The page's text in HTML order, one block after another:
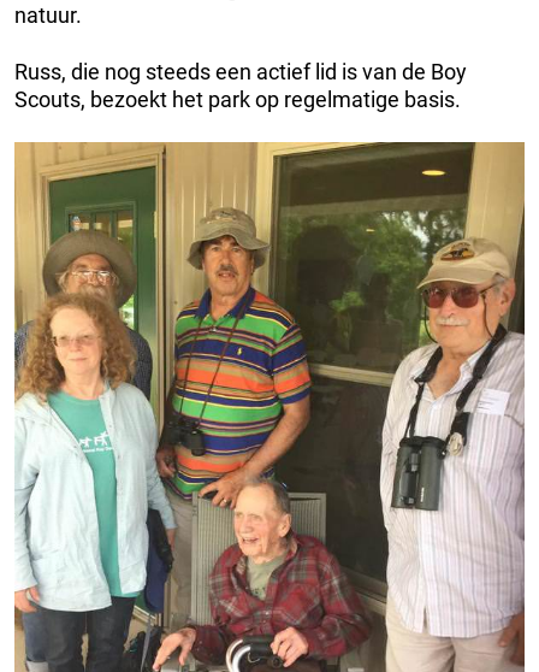
natuur.
Russ, die nog steeds een actief lid is van de Boy
Scouts, bezoekt het park op regelmatige basis.